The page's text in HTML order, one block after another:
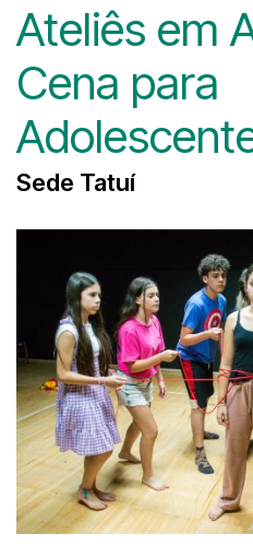
Ateliês em
Cena para
Sede Tatuí